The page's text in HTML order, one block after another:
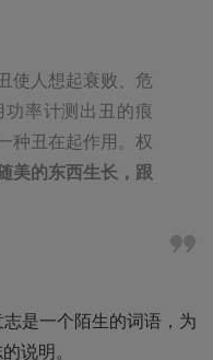
使人想起衰败、危
率计测出丑的痕
种丑在起作用。权
美的东西生长，跟
是一个陌生的词语，为
说明。